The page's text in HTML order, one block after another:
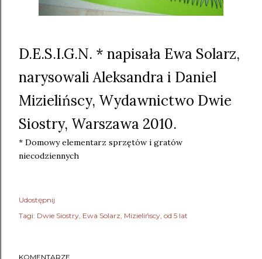
D.E.S.I.G.N. * napisała Ewa Solarz,
narysowali Aleksandra i Daniel
Mizielińscy, Wydawnictwo Dwie
Siostry, Warszawa 2010.
* Domowy elementarz sprzętów i gratów
niecodziennych
Udostępnij
Tagi: Dwie Siostry Ewa Solarz Mizielińscy od 5 lat
KOMENTARZE